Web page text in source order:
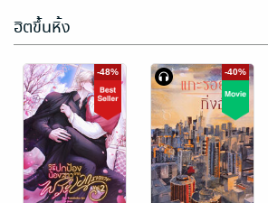
เราไม่มีเวลา
ตลอดไป
อ่านฟรีจำกัดเวลา
เงารักเงาหัวใจ
FURTH/ furth
ฮิตขึ้นหิ้ง
-48% -40%